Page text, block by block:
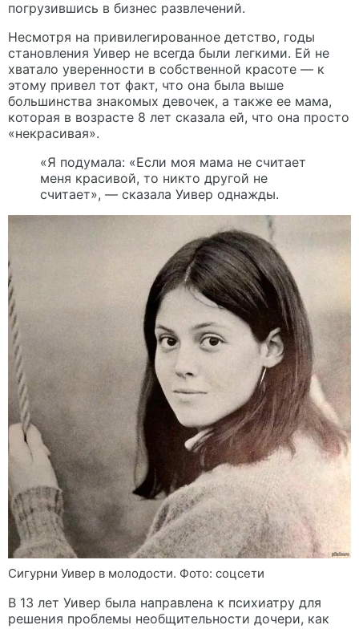
погрузившись в бизнес развлечений.
Несмотря на привилегированное детство, годы
становления Уивер не всегда были легкими. Ей не
хватало уверенности в собственной красоте — к
этому привел тот факт, что она была выше
большинства знакомых девочек, а также ее мама,
которая в возрасте 8 лет сказала ей, что она просто
«некрасивая».
«Я подумала: «Если моя мама не считает
меня красивой, то никто другой не
считает», — сказала Уивер однажды.
Сигурни Уивер в молодости. Фото: соцсети
В 13 лет Уивер была направлена к психиатру для
решения проблемы необщительности дочери, как